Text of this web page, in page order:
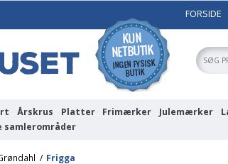
FORSIDE
Årskrus Platter Frimærker Julemærker
samlerområder
/ Frigga